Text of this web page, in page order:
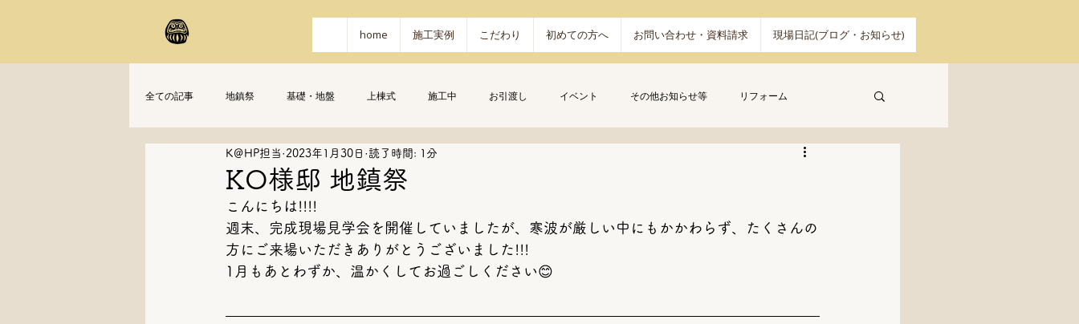
home 施工実例 こだわり 初めての方へ お問い合わせ・資料請求 現場日記(ブログ・お知らせ)
全ての記事 地鎮祭 基礎・地盤 上棟式 施工中 お引渡し イベント その他お知らせ等 リフォーム
KO様邸 地鎮祭
K＠HP担当 2023年1月30日 読了時間: 1分
こんにちは!!!!
週末、完成現場見学会を開催していましたが、寒波が厳しい中にもかかわらず、たくさんの
方にご来場いただきありがとうございました!!!
1月もあとわずか、温かくしてお過ごしください😊